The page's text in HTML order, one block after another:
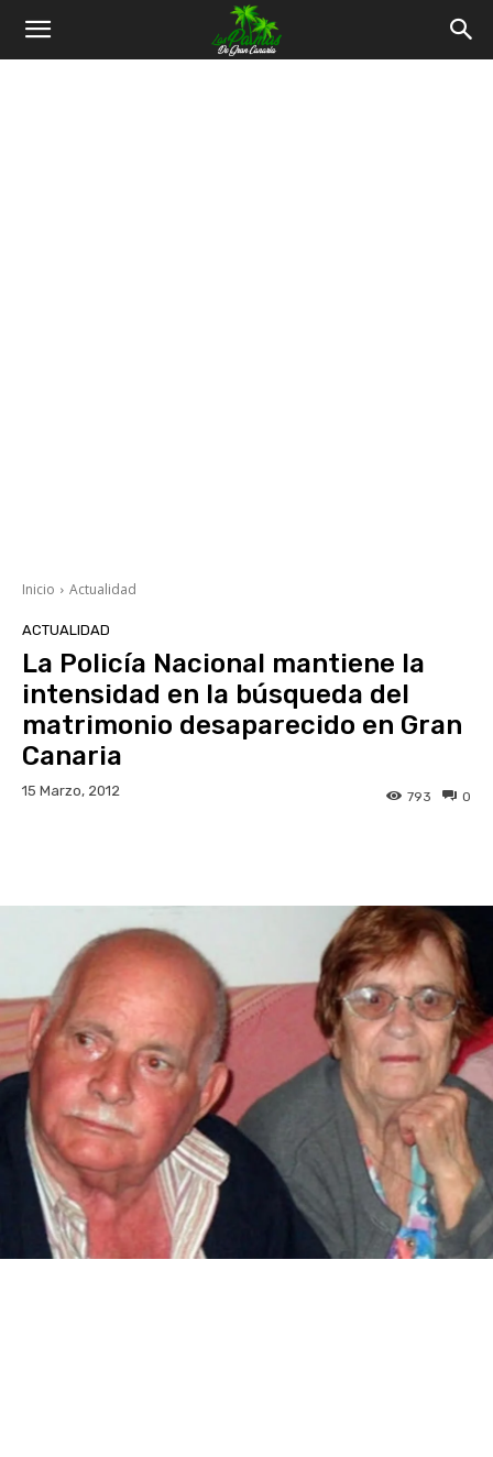
Inicio Actualidad
ACTUALIDAD
La Policía Nacional mantiene la
intensidad en la búsqueda del
matrimonio desaparecido en Gran
Canaria
15 Marzo, 2012 0
793